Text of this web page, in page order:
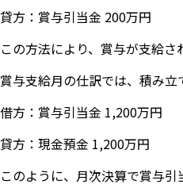
貸方：賞与引当金 200万円
この方法により、賞与が支給
賞与支給月の仕訳では、積み
借方：賞与引当金 1,200万円
貸方：現金預金 1,200万円
このように、月次決算で賞与